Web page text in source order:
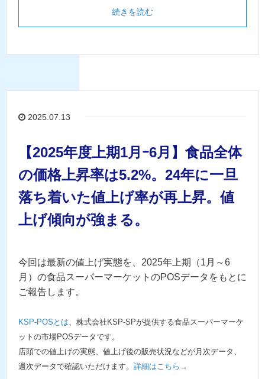
続きを読む
2025.07.13
【2025年度上期1月ｰ6月】食品全体
の価格上昇率は5.2%。24年に一旦
落ち着いた値上げ率が再上昇。値
上げ傾向が強まる。
今回は最新の値上げ実態を、2025年上期（1月～6
月）の食品スーパーマーケットのPOSデータをもとに
ご報告します。
KSP-POSとは、株式会社KSP-SPが提供する食品スーパーマーケ
ットの市場POSデータです。
店頭での値上げの実態、値上げ後の販売状況などが月次データ、
週次データで確認いただけます。 詳細はこちら→